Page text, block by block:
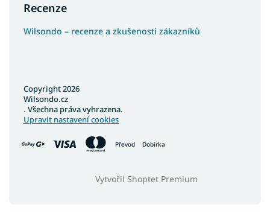
Recenze
Wilsondo – recenze a zkušenosti zákazníků
Převod Dobírka
Vytvořil Shoptet Premium
Copyright 2026
Wilsondo.cz
. Všechna práva vyhrazena.
Upravit nastavení cookies